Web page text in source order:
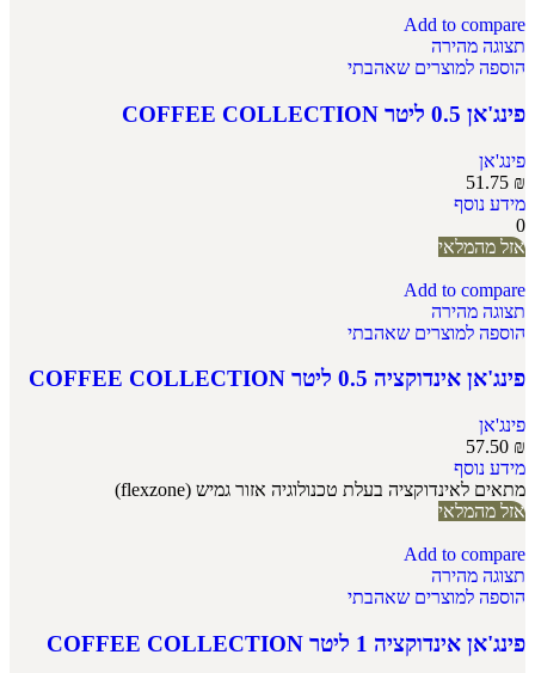
Add to compare
תצוגה מהירה
הוספה למוצרים שאהבתי
פינג'אן 0.5 ליטר COFFEE COLLECTION
פינג'אן
51.75 ₪
מידע נוסף
0
אזל מהמלאי
Add to compare
תצוגה מהירה
הוספה למוצרים שאהבתי
פינג'אן אינדוקציה 0.5 ליטר COFFEE COLLECTION
פינג'אן
57.50 ₪
מידע נוסף
מתאים לאינדוקציה בעלת טכנולוגיה אזור גמיש (flexzone)
אזל מהמלאי
Add to compare
תצוגה מהירה
הוספה למוצרים שאהבתי
פינג'אן אינדוקציה 1 ליטר COFFEE COLLECTION